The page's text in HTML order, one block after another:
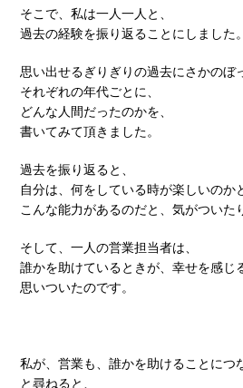
そこで、私は一人一人と、
過去の経験を振り返ることにしました。
思い出せるぎりぎりの過去にさかのぼ
それぞれの年代ごとに、
どんな人間だったのかを、
書いてみて頂きました。
過去を振り返ると、
自分は、何をしている時が楽しいのか
こんな能力があるのだと、気がついた
そして、一人の営業担当者は、
誰かを助けているときが、幸せを感じ
思いついたのです。
私が、営業も、誰かを助けることにつ
と尋ねると、